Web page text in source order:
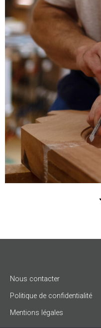
Nous contacter
Politique de confidentialité
Mentions légales